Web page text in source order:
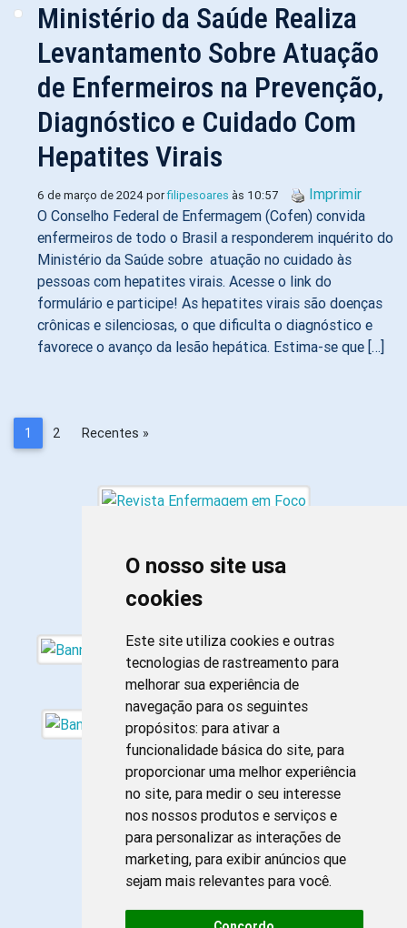
O nosso site usa
cookies
Este site utiliza cookies e outras
tecnologias de rastreamento para
melhorar sua experiência de
navegação para os seguintes
propósitos: para ativar a
funcionalidade básica do site, para
proporcionar uma melhor experiência
no site, para medir o seu interesse
nos nossos produtos e serviços e
para personalizar as interações de
marketing, para exibir anúncios que
sejam mais relevantes para você.
Ministério da Saúde Realiza
Levantamento Sobre Atuação
de Enfermeiros na Prevenção,
Diagnóstico e Cuidado Com
Hepatites Virais
6 de março de 2024 porfilipesoares às 10:57
Imprimir
O Conselho Federal de Enfermagem (Cofen) convida
enfermeiros de todo o Brasil a responderem inquérito do
Ministério da Saúde sobre atuação no cuidado às
pessoas com hepatites virais. Acesse o link do
formulário e participe! As hepatites virais são doenças
crônicas e silenciosas, o que dificulta o diagnóstico e
favorece o avanço da lesão hepática. Estima-se que […]
1 2 Recentes »